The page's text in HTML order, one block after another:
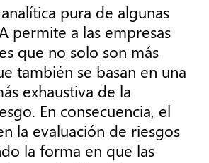
pura de algunas
permite a las empresas
que no solo son más
también se basan en una
exhaustiva de la
En consecuencia, el
la evaluación de riesgos
la forma en que las